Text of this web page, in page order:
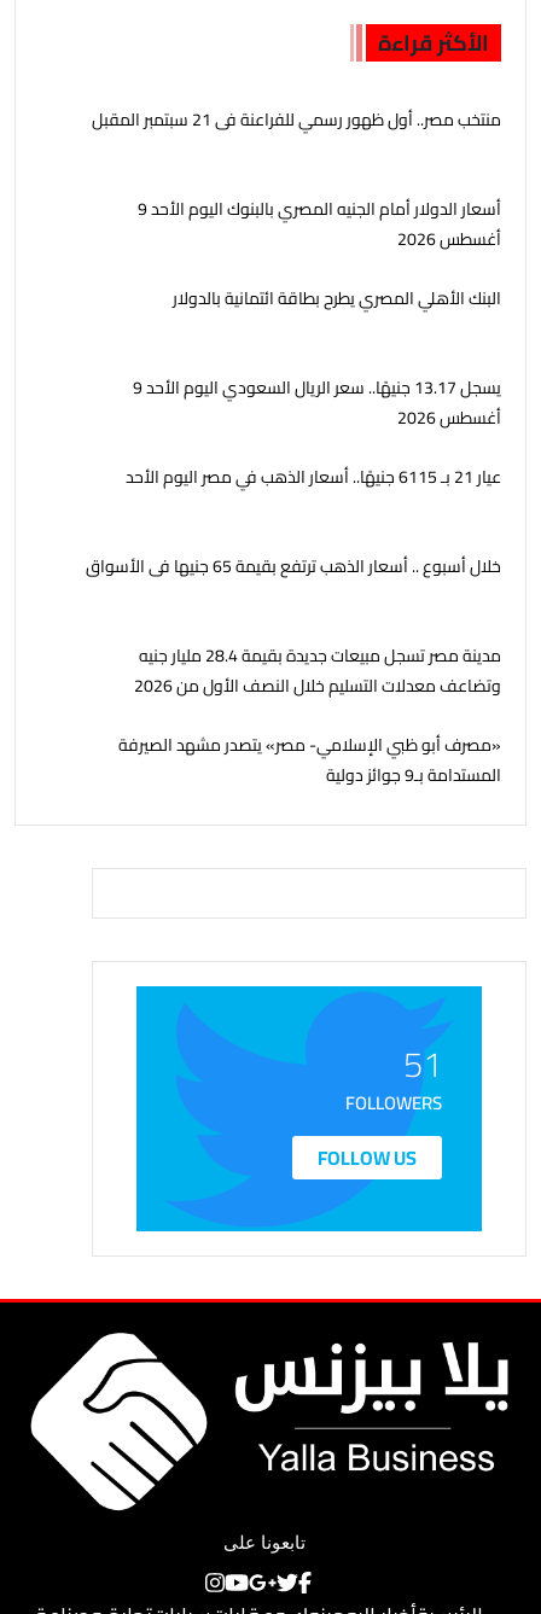
الأكثر قراءة
منتخب مصر.. أول ظهور رسمي للفراعنة فى 21 سبتمبر المقبل
أسعار الدولار أمام الجنيه المصري بالبنوك اليوم الأحد 9
أغسطس 2026
البنك الأهلي المصري يطرح بطاقة ائتمانية بالدولار
يسجل 13.17 جنيهًا.. سعر الريال السعودي اليوم الأحد 9
أغسطس 2026
عيار 21 بـ 6115 جنيهًا.. أسعار الذهب في مصر اليوم الأحد
خلال أسبوع .. أسعار الذهب ترتفع بقيمة 65 جنيها فى الأسواق
مدينة مصر تسجل مبيعات جديدة بقيمة 28.4 مليار جنيه
وتضاعف معدلات التسليم خلال النصف الأول من 2026
«مصرف أبو ظبي الإسلامي- مصر» يتصدر مشهد الصيرفة
المستدامة بـ9 جوائز دولية
51
FOLLOWERS
FOLLOW US
تابعونا على